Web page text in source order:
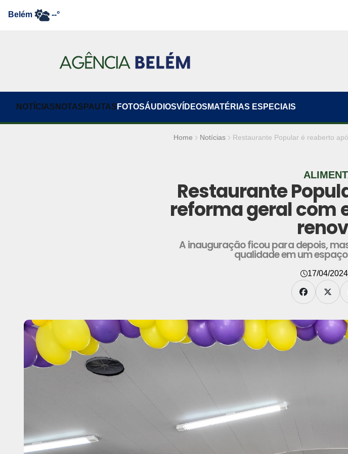
Belém --°
NOTÍCIAS NOTAS PAUTAS FOTOSÁUDIOSVÍDEOS MATÉRIAS ESPECIAIS
Home Notícias Restaurante Popular é reaberto
Restaurante
reforma geral com
A inauguração ficou para depois,
qualidade em um
17/04/